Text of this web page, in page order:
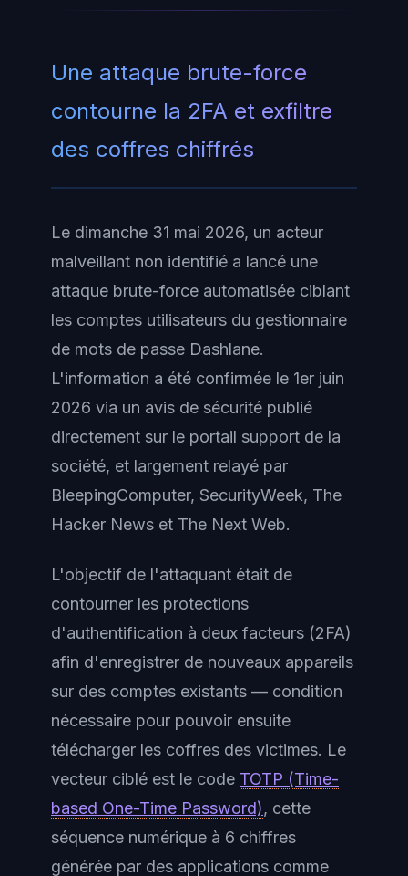
Une attaque brute-force
contourne la 2FA et exfiltre
des coffres chiffrés
Le dimanche 31 mai 2026, un acteur
malveillant non identifié a lancé une
attaque brute-force automatisée ciblant
les comptes utilisateurs du gestionnaire
de mots de passe Dashlane.
L'information a été confirmée le 1er juin
2026 via un avis de sécurité publié
directement sur le portail support de la
société, et largement relayé par
BleepingComputer, SecurityWeek, The
Hacker News et The Next Web.
L'objectif de l'attaquant était de
contourner les protections
d'authentification à deux facteurs (2FA)
afin d'enregistrer de nouveaux appareils
sur des comptes existants — condition
nécessaire pour pouvoir ensuite
télécharger les coffres des victimes. Le
vecteur ciblé est le code TOTP (Time-
based One-Time Password), cette
séquence numérique à 6 chiffres
générée par des applications comme